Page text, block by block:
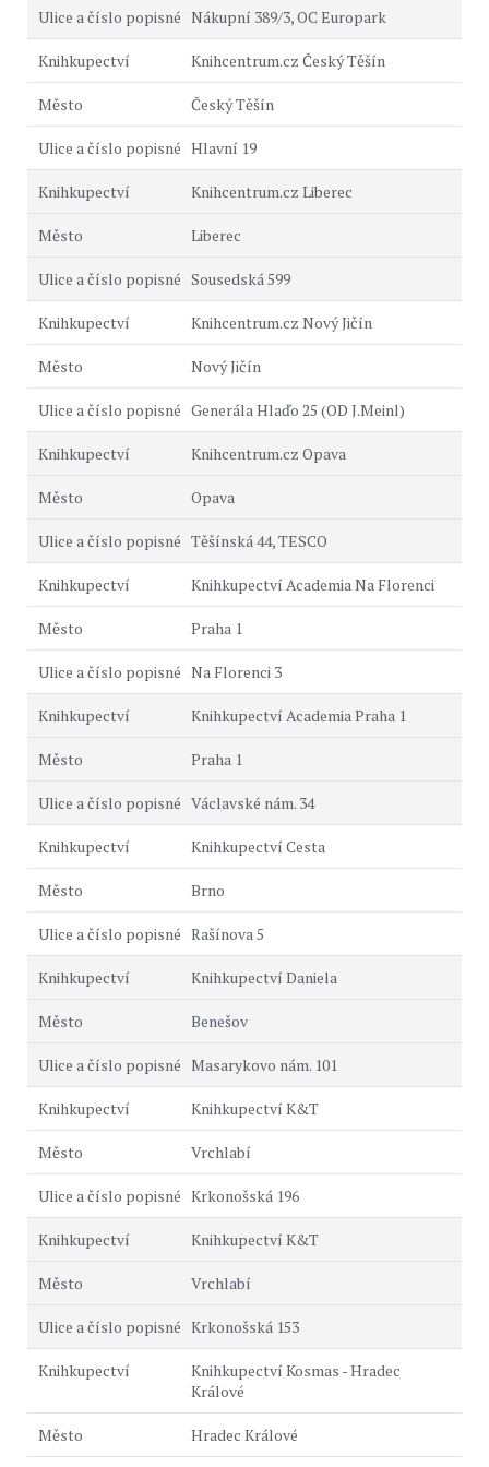
Nákupní 389/3, OC Europark
Knihcentrum.cz Český Těšín
Český Těšín
Hlavní 19
Knihcentrum.cz Liberec
Liberec
Sousedská 599
Knihcentrum.cz Nový Jičín
Nový Jičín
Generála Hlaďo 25 (OD J.Meinl)
Knihcentrum.cz Opava
Opava
Těšínská 44, TESCO
Knihkupectví Academia Na Florenci
Praha 1
Na Florenci 3
Knihkupectví Academia Praha 1
Praha 1
Václavské nám. 34
Knihkupectví Cesta
Brno
Rašínova 5
Knihkupectví Daniela
Benešov
Masarykovo nám. 101
Knihkupectví K&T
Vrchlabí
Krkonošská 196
Knihkupectví K&T
Vrchlabí
Krkonošská 153
Knihkupectví Kosmas - Hradec
Králové
Hradec Králové